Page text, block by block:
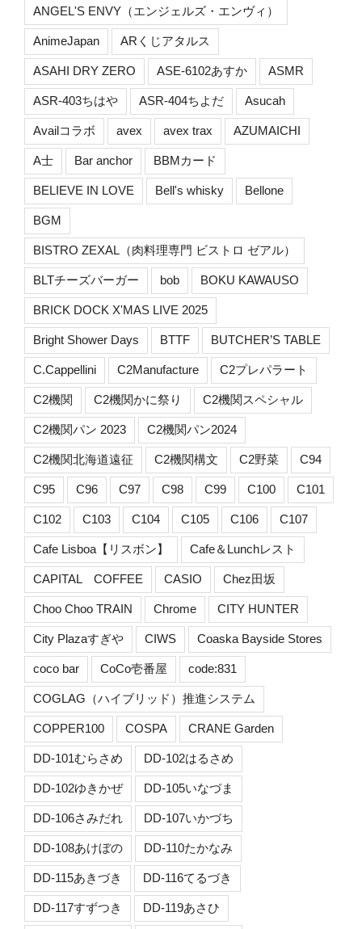
ANGEL'S ENVY（エンジェルズ・エンヴィ）
AnimeJapan ARくじアタルス
ASAHI DRY ZERO ASE-6102あすか ASMR
ASR-403ちはや ASR-404ちよだ Asucah
Availコラボ avex avex trax AZUMAICHI
A士 Bar anchor BBMカード
BELIEVE IN LOVE Bell's whisky Bellone
BGM
BISTRO ZEXAL（肉料理専門 ビストロ ゼアル）
BLTチーズバーガー bob BOKU KAWAUSO
BRICK DOCK X'MAS LIVE 2025
Bright Shower Days BTTF BUTCHER’S TABLE
C.Cappellini C2Manufacture C2プレパラート
C2機関 C2機関かに祭り C2機関スペシャル
C2機関パン 2023 C2機関パン2024
C2機関北海道遠征 C2機関構文 C2野菜 C94
C95 C96 C97 C98 C99 C100 C101
C102 C103 C104 C105 C106 C107
Cafe Lisboa【リスボン】 Cafe＆Lunchレスト
CAPITAL COFFEE CASIO Chez田坂
Choo Choo TRAIN Chrome CITY HUNTER
City Plazaすぎや CIWS Coaska Bayside Stores
coco bar CoCo壱番屋 code:831
COGLAG（ハイブリッド）推進システム
COPPER100 COSPA CRANE Garden
DD-101むらさめ DD-102はるさめ
DD-102ゆきかぜ DD-105いなづま
DD-106さみだれ DD-107いかづち
DD-108あけぼの DD-110たかなみ
DD-115あきづき DD-116てるづき
DD-117すずつき DD-119あさひ